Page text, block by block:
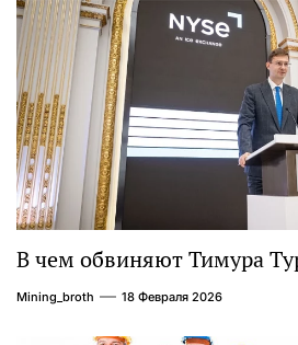
В чем обвиняют Тимура
Mining_broth 18 Февраля 2026